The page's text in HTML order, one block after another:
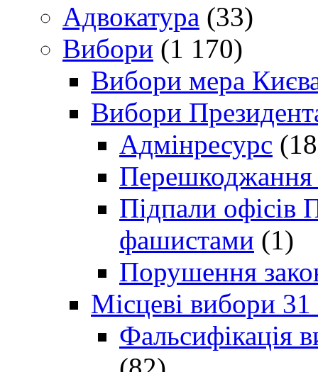
Адвокатура (33)
Вибори (1 170)
Вибори мера
Вибори
Адмінресурс
Перешкоджання
Підпали офісів
фашистами (1)
Порушення
Місцеві вибори
Фальсифікація